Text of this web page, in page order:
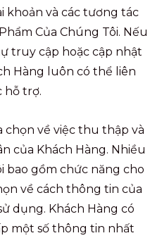
khoản và các tương tác
Của Chúng Tôi. Nếu
truy cập hoặc cập nhật
Hàng luôn có thể liên
hỗ trợ.
chọn về việc thu thập và
của Khách Hàng. Nhiều
bao gồm chức năng cho
về cách thông tin của
dụng. Khách Hàng có
một số thông tin nhất